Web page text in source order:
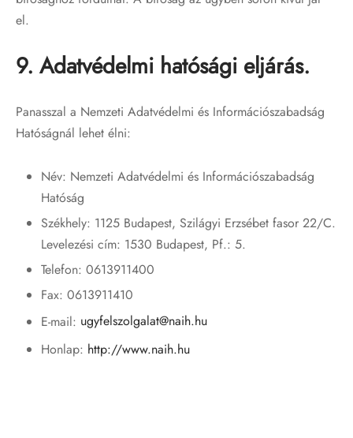
el.
9. Adatvédelmi hatósági eljárás.
Panasszal a Nemzeti Adatvédelmi és Információszabadság
Hatóságnál lehet élni:
Név: Nemzeti Adatvédelmi és Információszabadság
Hatóság
Székhely: 1125 Budapest, Szilágyi Erzsébet fasor 22/C.
Levelezési cím: 1530 Budapest, Pf.: 5.
Telefon: 0613911400
Fax: 0613911410
E-mail: ugyfelszolgalat@naih.hu
Honlap: http://www.naih.hu